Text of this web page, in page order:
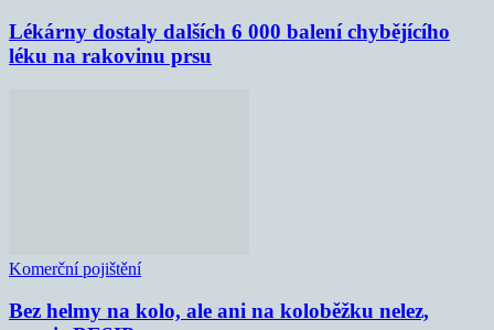
Lékárny dostaly dalších 6 000 balení chybějícího
léku na rakovinu prsu
Komerční pojištění
Bez helmy na kolo, ale ani na koloběžku nelez,